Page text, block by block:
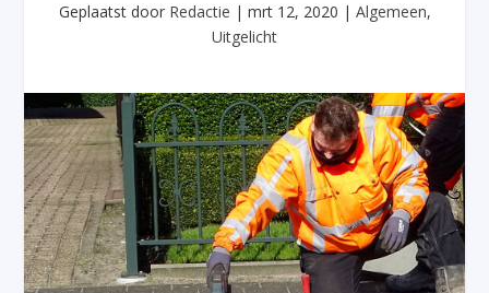
Geplaatst door Redactie | mrt 12, 2020 | Algemeen,
Uitgelicht